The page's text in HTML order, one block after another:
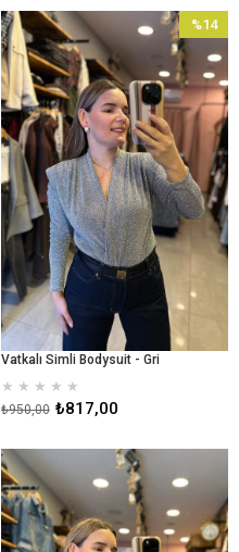
Vatkalı Simli Bodysuit - Gri
★ ★ ★ ★ ★
₺817,00
₺950,00
%14
İndirim